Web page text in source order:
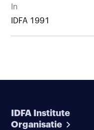
In
IDFA 1991
IDFA Institute
Organisatie